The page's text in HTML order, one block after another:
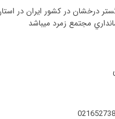
درخشان در کشور ایران در
مجتمع زمرد میباشد